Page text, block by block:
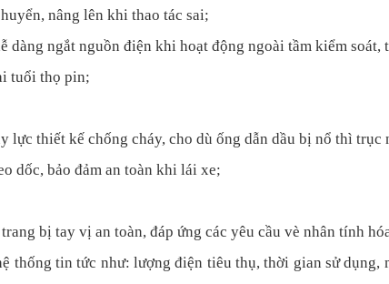
nâng lên khi thao tác sai;
dàng ngắt nguồn điện khi hoạt động ngoài tầm kiểm soát,
tuổi thọ pin;
lực thiết kế chống cháy, cho dù ống dẫn dầu bị nổ thì
dốc, bảo đảm an toàn khi lái xe;
bị tay vị an toàn, đáp ứng các yêu cầu vè nhân tính
thống tin tức như: lượng điện tiêu thụ, thời gian sử